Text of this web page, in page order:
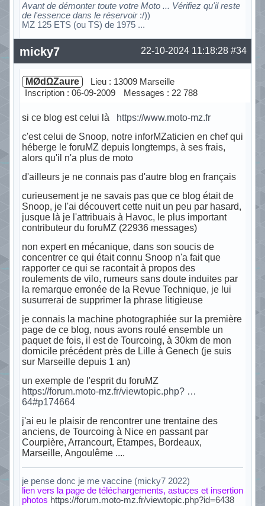
Avant de démonter toute votre Moto ... Vérifiez qu'il reste
de l'essence dans le réservoir:/))
MZ 125 ETS (ou TS) de 1975 ...
Hors ligne #34
22-10-2024 11:18:28
micky7
MØdΩZaure
Lieu : 13009 Marseille
Inscription : 06-09-2009
Messages : 22 788
si ce blog est celui là
https://www.moto-mz.fr
c'est celui de Snoop, notre inforMZaticien en chef qui
héberge le foruMZ depuis longtemps, à ses frais,
alors qu'il n'a plus de moto
d'ailleurs je ne connais pas d'autre blog en français
curieusement je ne savais pas que ce blog était de
Snoop, je l'ai découvert cette nuit un peu par hasard,
jusque là je l'attribuais à Havoc, le plus important
contributeur du foruMZ (22936 messages)
non expert en mécanique, dans son soucis de
concentrer ce qui était connu Snoop n'a fait que
rapporter ce qui se racontait à propos des
roulements de vilo, rumeurs sans doute induites par
la remarque erronée de la Revue Technique, je lui
susurrerai de supprimer la phrase litigieuse
je connais la machine photographiée sur la première
page de ce blog, nous avons roulé ensemble un
paquet de fois, il est de Tourcoing, à 30km de mon
domicile précédent près de Lille à Genech (je suis
sur Marseille depuis 1 an)
un exemple de l'esprit du foruMZ
https://forum.moto-mz.fr/viewtopic.php? …
64#p174664
j'ai eu le plaisir de rencontrer une trentaine des
anciens, de Tourcoing à Nice en passant par
Courpière, Arrancourt, Etampes, Bordeaux,
Marseille, Angoulême ....
je pense donc je me vaccine (micky7 2022)
lien vers la page de téléchargements, astuces et insertion
photos https://forum.moto-mz.fr/viewtopic.php?id=6438